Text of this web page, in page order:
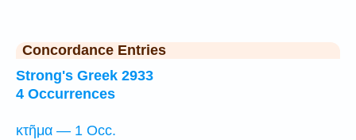
Concordance Entries
Strong's Greek 2933
4 Occurrences
κτῆμα — 1 Occ.